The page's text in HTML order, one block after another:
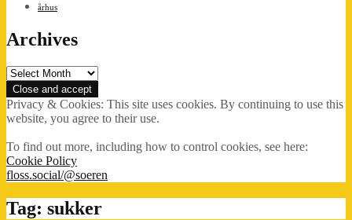
århus
Archives
Archives
Privacy & Cookies: This site uses cookies. By continuing to use this
website, you agree to their use.
To find out more, including how to control cookies, see here:
Cookie Policy
floss.social/@soeren
Tag: sukker